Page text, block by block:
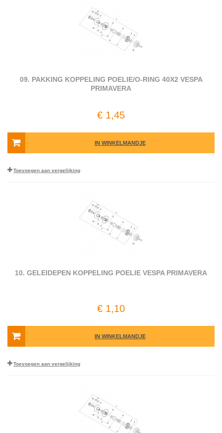
09. PAKKING KOPPELING POELIE/O-RING 40X2 VESPA
PRIMAVERA
€ 1,45
IN WINKELMANDJE
Toevoegen aan vergelijking
10. GELEIDEPEN KOPPELING POELIE VESPA PRIMAVERA
€ 1,10
IN WINKELMANDJE
Toevoegen aan vergelijking